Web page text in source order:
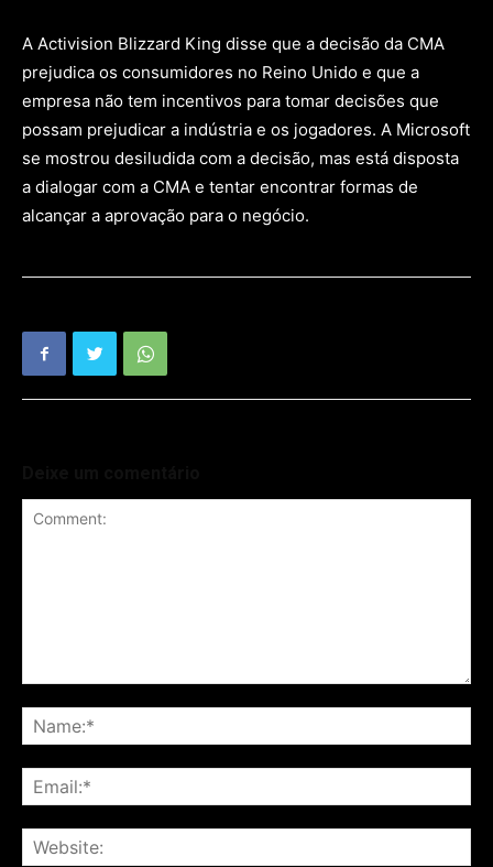
A Activision Blizzard King disse que a decisão da CMA
prejudica os consumidores no Reino Unido e que a
empresa não tem incentivos para tomar decisões que
possam prejudicar a indústria e os jogadores. A Microsoft
se mostrou desiludida com a decisão, mas está disposta
a dialogar com a CMA e tentar encontrar formas de
alcançar a aprovação para o negócio.